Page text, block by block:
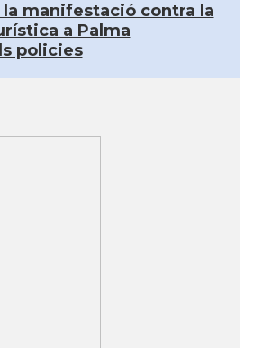
manifestació contra la
a Palma
policies